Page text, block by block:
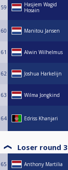
59
Hasjiem Wagid
Hosain
60 Manitou Jansen
61 Alwin Wilhelmus
62 Joshua Harkelijn
63 Wilma Jongkind
64 Edriss Khanjari
Loser round 3
65 Anthony Martilia